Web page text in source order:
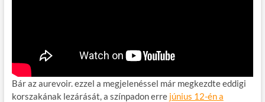
Bár az aurevoir. ezzel a megjelenéssel már megkezdte eddigi
korszakának lezárását, a színpadon erre június 12-én a